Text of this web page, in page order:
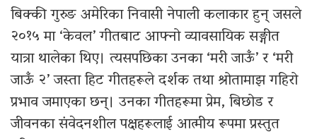
बिक्की गुरुङ अमेरिका निवासी नेपाली कलाकार हुन् जसले
२०१५ मा ‘केवल’ गीतबाट आफ्नो व्यावसायिक सङ्गीत
यात्रा थालेका थिए। त्यसपछिका उनका ‘मरी जाऊँ’ र ‘मरी
जाऊँ २’ जस्ता हिट गीतहरूले दर्शक तथा श्रोतामाझ गहिरो
प्रभाव जमाएका छन्। उनका गीतहरूमा प्रेम, बिछोड र
जीवनका संवेदनशील पक्षहरूलाई आत्मीय रूपमा प्रस्तुत